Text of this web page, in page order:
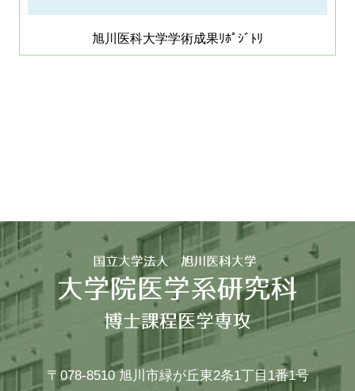
旭川医科大学学術成果ﾘﾎﾟｼﾞﾄﾘ
〒078-8510旭川市緑が丘東2条1丁目1番1号